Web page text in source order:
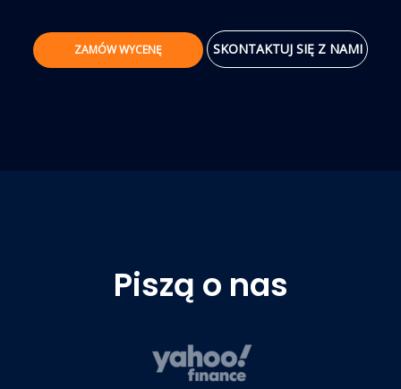
ZAMÓW WYCENĘ SKONTAKTUJ SIĘ Z NAMI
Piszą o nas